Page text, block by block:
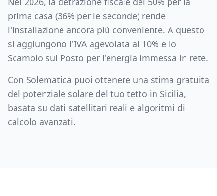
prima casa (36% per le seconde) rende
l'installazione ancora più conveniente. A questo
si aggiungono l'IVA agevolata al 10% e lo
Scambio sul Posto per l'energia immessa in rete.
Con Solematica puoi ottenere una stima gratuita
del potenziale solare del tuo tetto in Sicilia,
basata su dati satellitari reali e algoritmi di
calcolo avanzati.